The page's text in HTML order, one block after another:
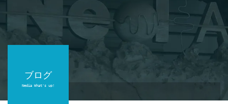
ブログ
Nedia What's up!